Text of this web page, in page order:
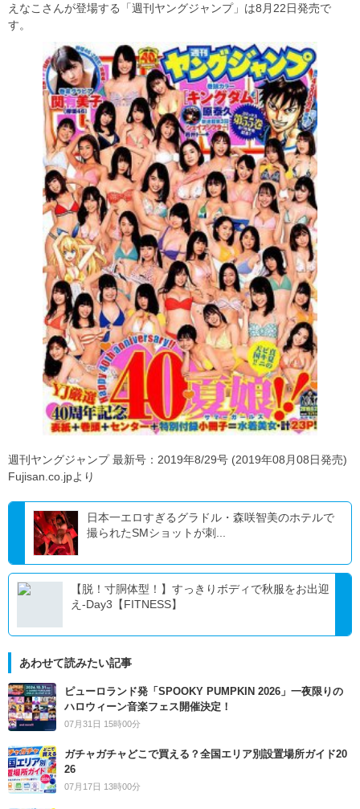
えなこさんが登場する「週刊ヤングジャンプ」は8月22日発売で
す。
週刊ヤングジャンプ 最新号：2019年8/29号 (2019年08月08日発売)
Fujisan.co.jpより
日本一エロすぎるグラドル・森咲智美のホテルで
撮られたSMショットが刺...
【脱！寸胴体型！】すっきりボディで秋服をお出迎
え-Day3【FITNESS】
あわせて読みたい記事
ピューロランド発「SPOOKY PUMPKIN 2026」一夜限りの
ハロウィーン音楽フェス開催決定！
07月31日 15時00分
ガチャガチャどこで買える？全国エリア別設置場所ガイド20
26
07月17日 13時00分